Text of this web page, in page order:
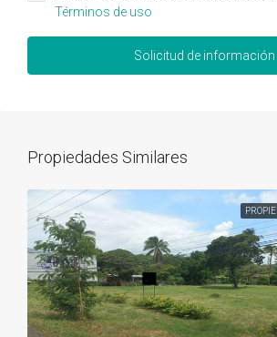
Términos de uso
Solicitud de información
Propiedades Similares